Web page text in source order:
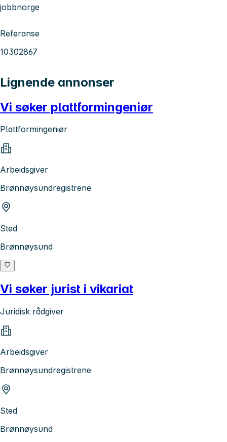
jobbnorge
Referanse
10302867
Lignende annonser
Vi søker plattformingeniør
Plattformingeniør
Arbeidsgiver
Brønnøysundregistrene
Sted
Brønnøysund
Vi søker jurist i vikariat
Juridisk rådgiver
Arbeidsgiver
Brønnøysundregistrene
Sted
Brønnøysund